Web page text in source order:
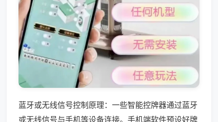
蓝牙或无线信号控制原理：一些智能控牌器通过蓝牙
或无线信号与手机等设备连接。手机端软件预设好牌